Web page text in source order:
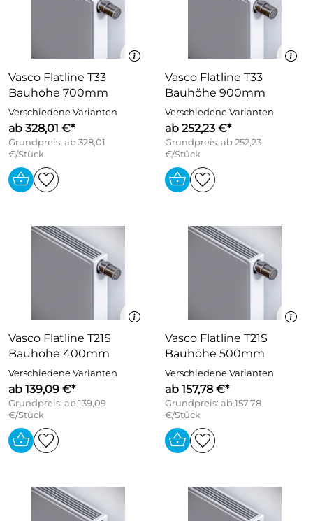
Vasco Flatline T33
Bauhöhe 700mm
Verschiedene Varianten
ab 328,01 €*
Grundpreis: ab 328,01
€/Stück
Vasco Flatline T33
Bauhöhe 900mm
Verschiedene Varianten
ab 252,23 €*
Grundpreis: ab 252,23
€/Stück
Vasco Flatline T21S
Bauhöhe 400mm
Verschiedene Varianten
ab 139,09 €*
Grundpreis: ab 139,09
€/Stück
Vasco Flatline T21S
Bauhöhe 500mm
Verschiedene Varianten
ab 157,78 €*
Grundpreis: ab 157,78
€/Stück